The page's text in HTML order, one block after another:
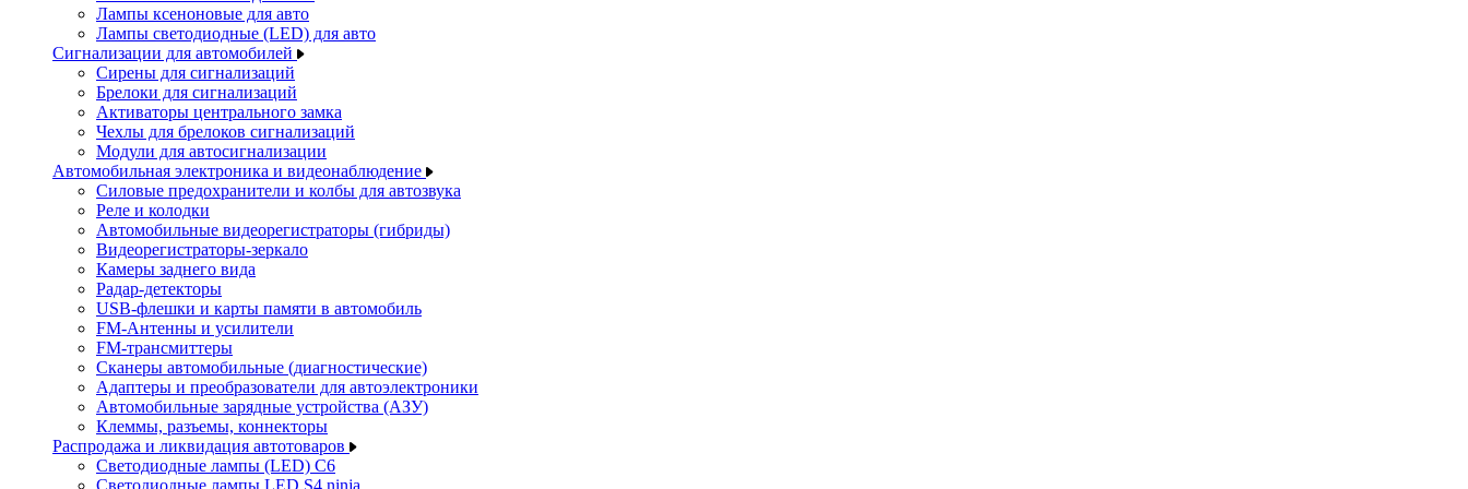
Лампы ксеноновые для авто
Лампы светодиодные (LED) для авто
Сигнализации для автомобилей
Сирены для сигнализаций
Брелоки для сигнализаций
Активаторы центрального замка
Чехлы для брелоков сигнализаций
Модули для автосигнализации
Автомобильная электроника и видеонаблюдение
Силовые предохранители и колбы для автозвука
Реле и колодки
Автомобильные видеорегистраторы (гибриды)
Видеорегистраторы-зеркало
Камеры заднего вида
Радар-детекторы
USB-флешки и карты памяти в автомобиль
FM-Антенны и усилители
FM-трансмиттеры
Сканеры автомобильные (диагностические)
Адаптеры и преобразователи для автоэлектроники
Автомобильные зарядные устройства (АЗУ)
Клеммы, разъемы, коннекторы
Распродажа и ликвидация автотоваров
Светодиодные лампы (LED) C6
Светодиодные лампы LED S4 ninja